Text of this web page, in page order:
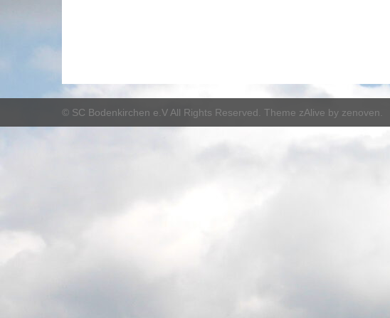
© SC Bodenkirchen e.V All Rights Reserved. Theme zAlive by zenoven